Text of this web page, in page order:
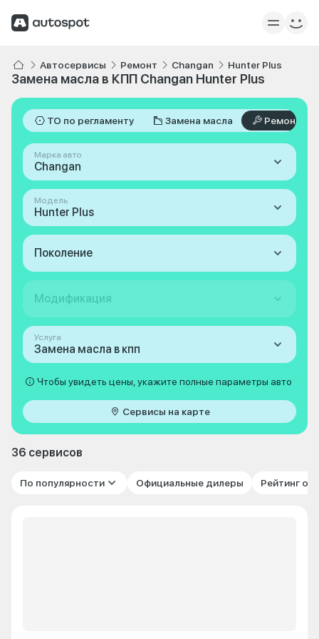
Автосервисы Ремонт Changan Hunter Plus
Замена масла в КПП Changan Hunter Plus
ТО по регламенту Замена масла Ремонт
Марка авто
Changan
Модель
Hunter Plus
Поколение
Модификация
Услуга
Замена масла в кпп
Чтобы увидеть цены, укажите полные параметры авто
Сервисы на карте
36 сервисов
По популярности Официальные дилеры Рейтинг